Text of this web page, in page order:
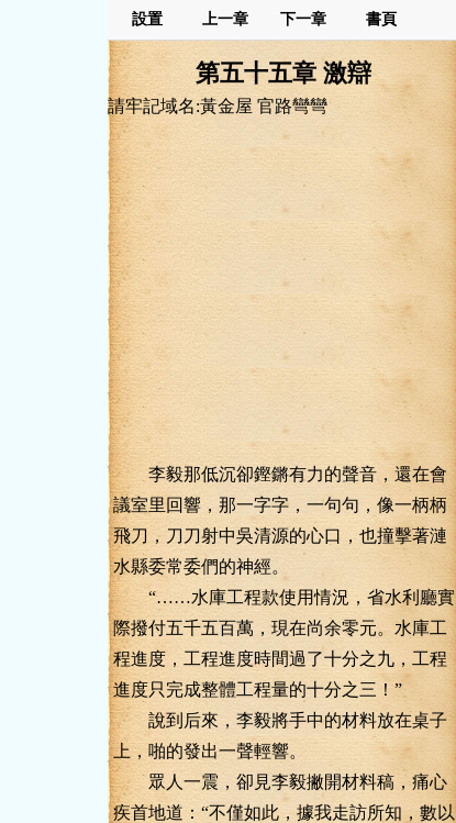
設置 上一章 下一章 書頁
第五十五章 激辯
請牢記域名:黃金屋 官路彎彎
李毅那低沉卻鏗鏘有力的聲音，還在會
議室里回響，那一字字，一句句，像一柄柄
飛刀，刀刀射中吳清源的心口，也撞擊著漣
水縣委常委們的神經。
“……水庫工程款使用情況，省水利廳實
際撥付五千五百萬，現在尚余零元。水庫工
程進度，工程進度時間過了十分之九，工程
進度只完成整體工程量的十分之三！”
說到后來，李毅將手中的材料放在桌子
上，啪的發出一聲輕響。
眾人一震，卻見李毅撇開材料稿，痛心
疾首地道：“不僅如此，據我走訪所知，數以